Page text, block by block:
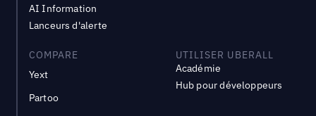
AI Information
Lanceurs d'alerte
COMPARE
Yext
Partoo
UTILISER UBERALL
Académie
Hub pour développeurs